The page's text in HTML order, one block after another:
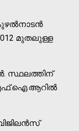
കുഴല്‍നാടന്‍
മുതലുള്ള
സ്ഥലത്തിന്
എഫ്.ഐ.ആറില്‍